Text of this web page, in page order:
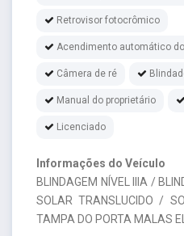
Retrovisor fotocrômico
Acendimento automático
Câmera de ré
Manual do proprietário
Licenciado
Informações do Veículo
BLINDAGEM NÍVEL IIIA /
SOLAR TRANSLUCIDO /
TAMPA DO PORTA MALAS